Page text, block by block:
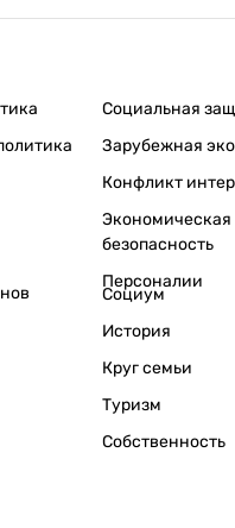
Социальная
Зарубежная
Конфликт
Экономическая
безопасность
Персоналии
Социум
История
Круг семьи
Туризм
Собственность